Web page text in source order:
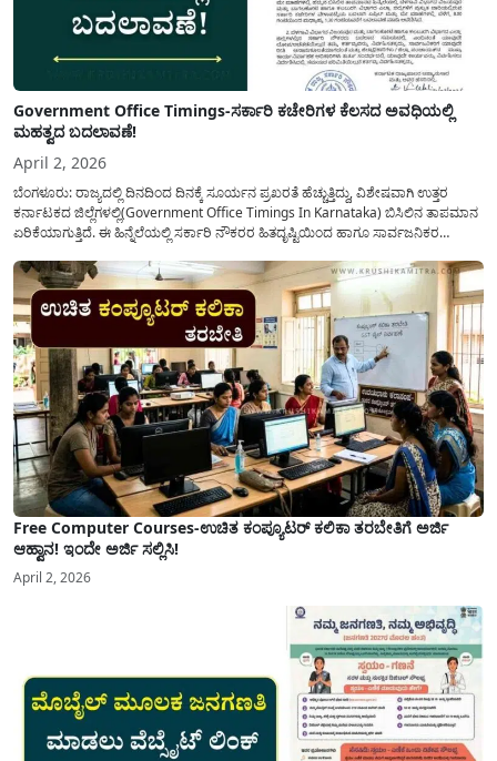
Government Office Timings-ಸರ್ಕಾರಿ ಕಚೇರಿಗಳ ಕೆಲಸದ ಅವಧಿಯಲ್ಲಿ
ಮಹತ್ವದ ಬದಲಾವಣೆ!
April 2, 2026
ಬೆಂಗಳೂರು: ರಾಜ್ಯದಲ್ಲಿ ದಿನದಿಂದ ದಿನಕ್ಕೆ ಸೂರ್ಯನ ಪ್ರಖರತೆ ಹೆಚ್ಚುತ್ತಿದ್ದು, ವಿಶೇಷವಾಗಿ ಉತ್ತರ
ಕರ್ನಾಟಕದ ಜಿಲ್ಲೆಗಳಲ್ಲಿ(Government Office Timings In Karnataka) ಬಿಸಿಲಿನ ತಾಪಮಾನ
ಏರಿಕೆಯಾಗುತ್ತಿದೆ. ಈ ಹಿನ್ನೆಲೆಯಲ್ಲಿ ಸರ್ಕಾರಿ ನೌಕರರ ಹಿತದೃಷ್ಟಿಯಿಂದ ಹಾಗೂ ಸಾರ್ವಜನಿಕರ
ಮತ್ತು ಕಲ್ಯಾಣ ಕರ್ನಾಟಕದ ಒಟ್ಟು 9 ಜಿಲ್ಲೆಗಳಲ್ಲಿ ಏಪ್ರಿಲ್...
Free Computer Courses-ಉಚಿತ ಕಂಪ್ಯೂಟರ್ ಕಲಿಕಾ ತರಬೇತಿಗೆ ಅರ್ಜಿ
ಆಹ್ವಾನ! ಇಂದೇ ಅರ್ಜಿ ಸಲ್ಲಿಸಿ!
April 2, 2026